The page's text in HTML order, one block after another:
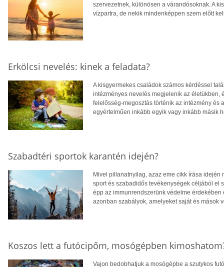
szervezetnek, különösen a várandósoknak. A
vízpartra, de nekik mindenképpen szem előtt
Erkölcsi nevelés: kinek a feladata?
A kisgyermekes családok számos kérdéssel
intézményes nevelés megjelenik az életükben,
felelősség-megosztás történik az intézmény és
egyértelműen inkább egyik vagy inkább másik
Szabadtéri sportok karantén idején?
Mivel pillanatnyilag, azaz eme cikk írása idején
sport és szabadidős tevékenységek céljából el
épp az immunrendszerünk védelme
azonban szabályok, amelyeket saját és mások
Koszos lett a futócipőm, mosógépben
Vajon bedobhatjuk a mosógépbe a szutykos